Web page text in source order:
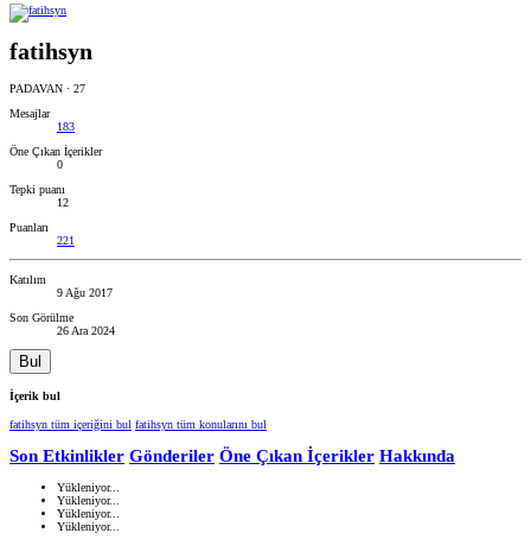
fatihsyn
PADAVAN · 27
Mesajlar
183
Öne Çıkan İçerikler
0
Tepki puanı
12
Puanları
221
Katılım
9 Ağu 2017
Son Görülme
26 Ara 2024
Bul
İçerik bul
fatihsyn tüm içeriğini bul fatihsyn tüm konularını bul
Son Etkinlikler Gönderiler Öne Çıkan İçerikler Hakkında
Yükleniyor...
Yükleniyor...
Yükleniyor...
Yükleniyor...